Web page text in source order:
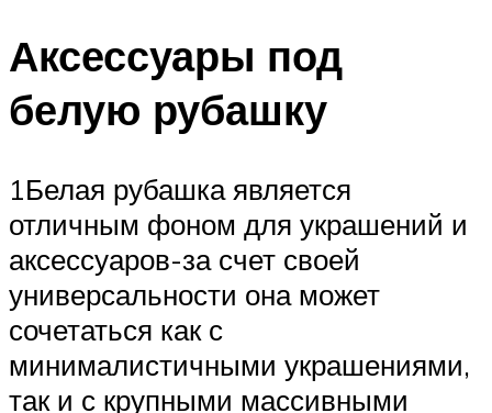
Аксессуары под
белую рубашку
1Белая рубашка является
отличным фоном для украшений и
аксессуаров-за счет своей
универсальности она может
сочетаться как с
минималистичными украшениями,
так и с крупными массивными